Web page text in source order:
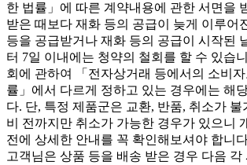
한 법률」에 따른 계약내용에 관한 서면을
받은 때보다 재화 등의 공급이 늦게 이루어
등을 공급받거나 재화 등의 공급이 시작된
터 7일 이내에는 청약의 철회를 할 수 있습
회에 관하여 「전자상거래 등에서의 소비
률」에서 다르게 정하고 있는 경우에는 해
다. 단, 특정 제품군은 교환, 반품, 취소가 불
비 전까지만 취소가 가능한 경우가 있으니
전에 상세한 안내를 꼭 확인해보셔야 합니
고객님은 상품 등을 배송 받은 경우 다음 각